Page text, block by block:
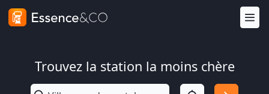
Trouvez la station la moins chère